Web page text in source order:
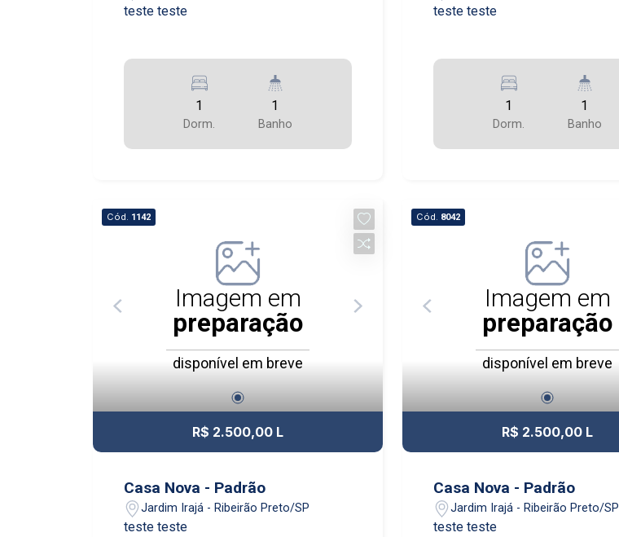
teste teste
1
Dorm.
1
Banho
teste teste
1
Dorm.
1
Banho
Cód. 1142
Imagem em
preparação
disponível em breve
R$ 2.500,00 L
Casa Nova - Padrão
Jardim Irajá - Ribeirão Preto/SP
teste teste
Cód. 8042
Imagem em
preparação
disponível em breve
R$ 2.500,00 L
Casa Nova - Padrão
Jardim Irajá - Ribeirão Preto/SP
teste teste